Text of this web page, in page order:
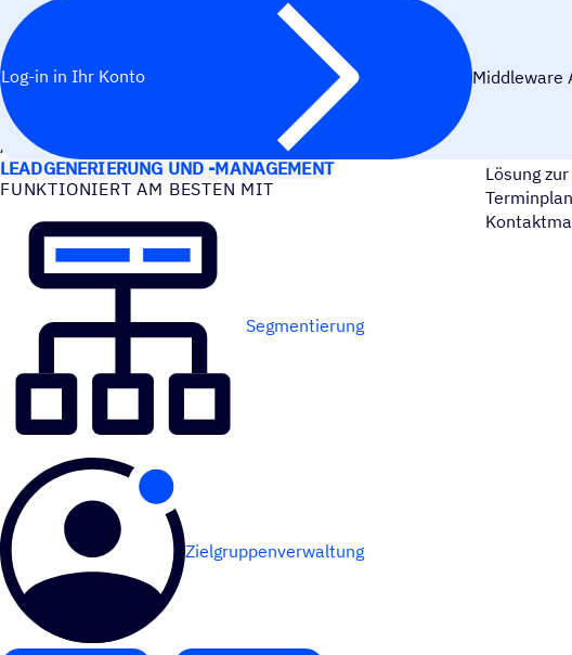
Log-in in Ihr Konto Middleware
ANWEN­DUNGS­FÄLLE
LEADGENERIERUNG UND -MANAGEMENT
FUNK­TIO­NIERT AM BESTEN MIT
Segmentierung
Zielgruppenverwaltung
Treten
Lösung